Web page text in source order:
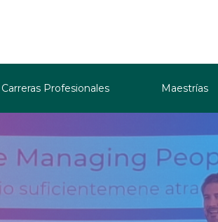
Carreras Profesionales Maestrías